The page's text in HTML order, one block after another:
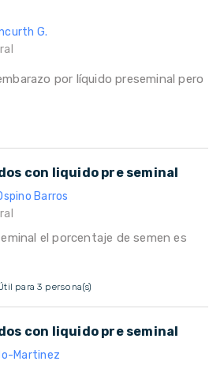
G.
por líquido preseminal pero
con liquido pre seminal
Barros
el porcentaje de semen es
para 3 persona(s)
con liquido pre seminal
Martinez